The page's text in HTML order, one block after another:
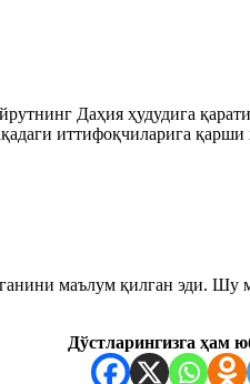
Даҳия ҳудудига
иттифоқчиларига
маълум қилган эди.
Дўстларингизга ҳам